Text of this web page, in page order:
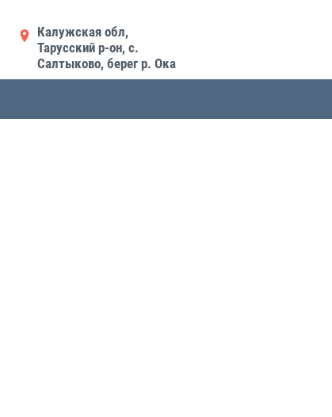
Калужская обл,
Тарусский р-он, с.
Салтыково, берег р. Ока